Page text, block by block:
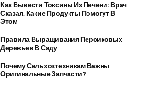
Как Вывести Токсины Из Печени: Врач
Сказал, Какие Продукты Помогут В
Этом
Правила Выращивания Персиковых
Деревьев В Саду
Почему Сельхозтехникам Важны
Оригинальные Запчасти?